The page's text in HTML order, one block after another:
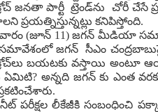
జనతా పార్టీ ట్రెండ్‌ను చోరీ చేసే
కనిపిస్తోంది.
(జూన్ 11) జగన్ మీడియా
జగన్ సీఎం చంద్రబాబుపై
బయటకు వస్తాయి
ఏమిటి? అన్నది జగన్ కు ఎంత
పరీక్షల లీకేజీకి సంబంధించి